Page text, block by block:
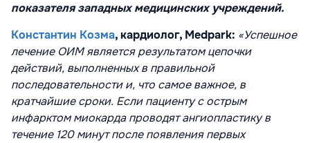
показателя западных медицинских учреждений.
Константин Козма, кардиолог, Medpark: «Успешное
лечение ОИМ является результатом цепочки
действий, выполненных в правильной
последовательности и, что самое важное, в
кратчайшие сроки. Если пациенту с острым
инфарктом миокарда проводят ангиопластику в
течение 120 минут после появления первых